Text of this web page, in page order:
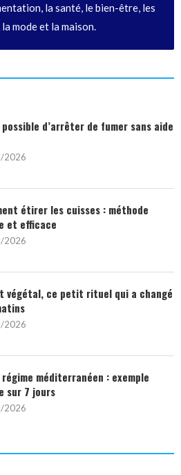
la santé, le bien-être, les
mode et la maison.
d’arrêter de fumer sans aide
2026
étirer les cuisses : méthode
et efficace
2026
végétal, ce petit rituel qui a changé
2026
régime méditerranéen : exemple
sur 7 jours
2026